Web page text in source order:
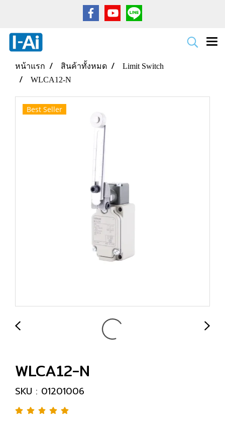
หน้าแรก สินค้าทั้งหมด
Limit Switch
WLCA12-N
Best Seller
WLCA12-N
SKU : 01201006